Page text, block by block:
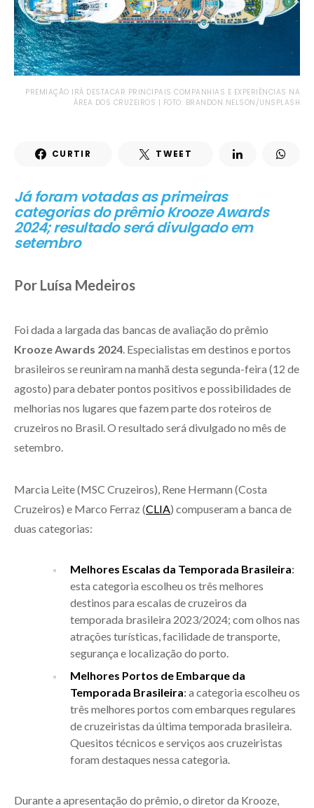
PREMIAÇÃO IRÁ DESTACAR PRINCIPAIS COMPANHIAS E EXPERIÊNCIAS NA
ÁREA DOS CRUZEIROS | FOTO: BRANDON NELSON/UNSPLASH
CURTIR TWEET
Já foram votadas as primeiras
categorias do prêmio Krooze Awards
2024; resultado será divulgado em
setembro
Por Luísa Medeiros
Foi dada a largada das bancas de avaliação do prêmio
Krooze Awards 2024 . Especialistas em destinos e portos
brasileiros se reuniram na manhã desta segunda-feira (12 de
agosto) para debater pontos positivos e possibilidades de
melhorias nos lugares que fazem parte dos roteiros de
cruzeiros no Brasil. O resultado será divulgado no mês de
setembro.
Marcia Leite (MSC Cruzeiros), Rene Hermann (Costa
Cruzeiros) e Marco Ferraz (CLIA) compuseram a banca de
duas categorias:
Melhores Escalas da Temporada Brasileira:
esta categoria escolheu os três melhores
destinos para escalas de cruzeiros da
temporada brasileira 2023/2024; com olhos nas
atrações turísticas, facilidade de transporte,
segurança e localização do porto.
Melhores Portos de Embarque da
Temporada Brasileira:a categoria escolheu os
três melhores portos com embarques regulares
de cruzeiristas da última temporada brasileira.
Quesitos técnicos e serviços aos cruzeiristas
foram destaques nessa categoria.
Durante a apresentação do prêmio, o diretor da Krooze,